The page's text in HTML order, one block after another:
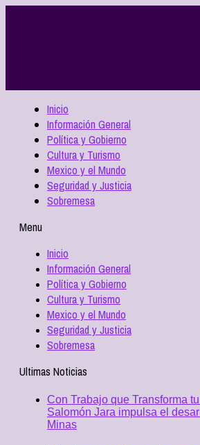
Inicio
Información General
Política y Gobierno
Cultura y Turismo
Mexico y el Mundo
Seguridad y Justicia
Sobremesa
Menu
Inicio
Información General
Política y Gobierno
Cultura y Turismo
Mexico y el Mundo
Seguridad y Justicia
Sobremesa
Ultimas Noticias
Con Trabajo que Transforma
Salomón Jara impulsa el
Minas